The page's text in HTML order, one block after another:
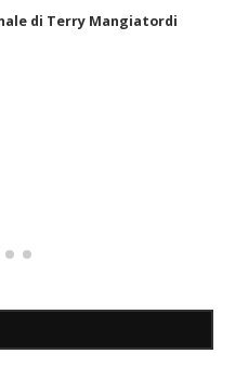
di Terry Mangiatordi